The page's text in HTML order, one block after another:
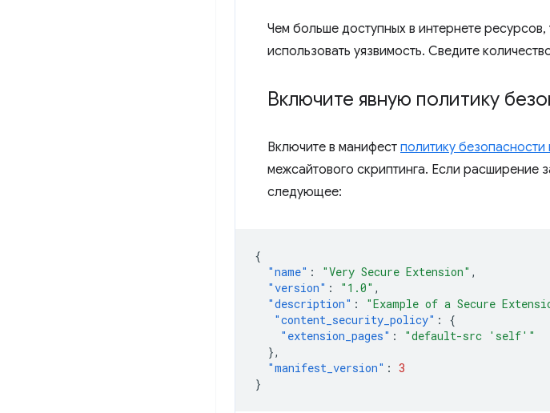
Чем больше доступных в интернете
использовать уязвимость. Сведите
Включите явную политику
Включите в манифест политику безопасности
межсайтового скриптинга. Если расширение
следующее:
{
"name" : "Very Secure Extension" ,
"version" : "1.0" ,
"description" : "Example of a Secure
"content_security_policy" :
{
"extension_pages" :
"default-src 'self'"
},
"manifest_version" : 3
}